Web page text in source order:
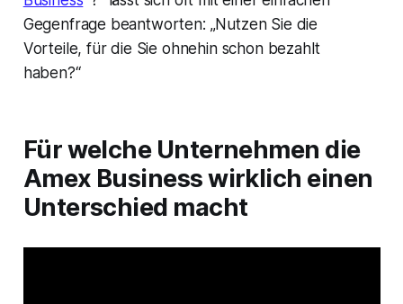
Gegenfrage beantworten: „Nutzen Sie die
Vorteile, für die Sie ohnehin schon bezahlt
haben?“
Für welche Unternehmen die
Amex Business wirklich einen
Unterschied macht